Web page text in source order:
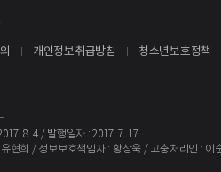
973억 2천만 달러, 총 부채 133억 3천만
개인정보취급방침 청소년보호정책
8. 4 / 발행일자 : 2017. 7. 17
현희 / 정보보호책임자 : 황상욱 / 고충처리인 : 이